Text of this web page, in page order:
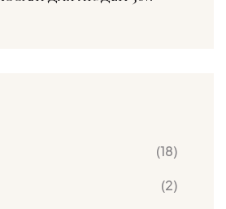
(18)
(2)